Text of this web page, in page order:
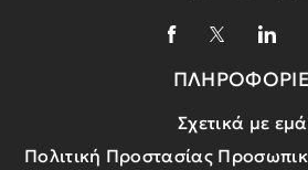
Σχετικά με
Πολιτική Προστασίας